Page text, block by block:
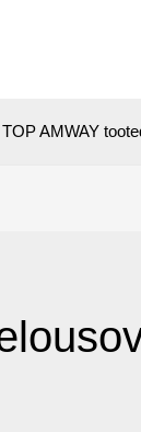
TOP AMWAY